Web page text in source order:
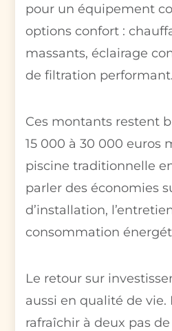
pour un équipement
options confort :
massants, éclairage
de filtration performant.
Ces montants restent
15 000 à 30 000 euros
piscine traditionnelle
parler des économies
d’installation,
consommation
Le retour sur
aussi en qualité de vie.
rafraîchir à deux pas de